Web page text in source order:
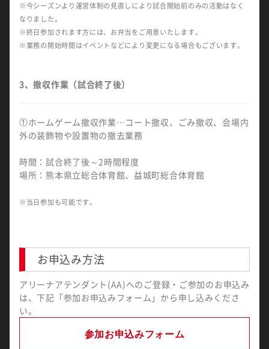
※今シーズンより運営体制の見直しにより試合開始前のみの活動はなく
なりました。
※終日参加されます方には、お弁当をご用意いたします。
※業務の開始時間はイベントなどにより変更になる場合もございます。
3、撤収作業（試合終了後）
①ホームゲーム撤収作業…コート撤収、ごみ撤収、会場内
外の装飾物や設置物の撤去業務
時間：試合終了後～2時間程度
場所：熊本県立総合体育館、益城町総合体育館
※当日参加も可能です。
お申込み方法
アリーナアテンダント(AA)へのご登録・ご参加のお申込み
は、下記「参加お申込みフォーム」から申し込みくださ
い。
参加お申込みフォーム